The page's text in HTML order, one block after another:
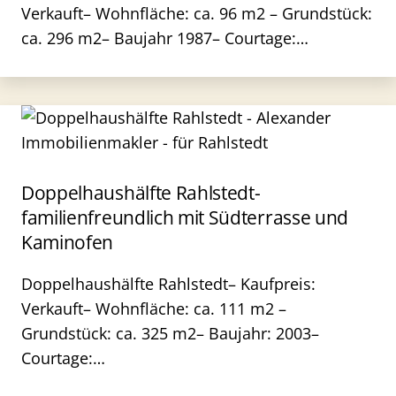
Verkauft– Wohnfläche: ca. 96 m2 – Grundstück:
ca. 296 m2– Baujahr 1987– Courtage:…
Doppelhaushälfte Rahlstedt-
familienfreundlich mit Südterrasse und
Kaminofen
Doppelhaushälfte Rahlstedt– Kaufpreis:
Verkauft– Wohnfläche: ca. 111 m2 –
Grundstück: ca. 325 m2– Baujahr: 2003–
Courtage:…